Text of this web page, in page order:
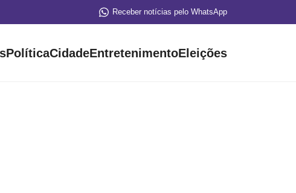
Receber notícias pelo WhatsApp
PolíticaCidadeEntretenimentoEleições